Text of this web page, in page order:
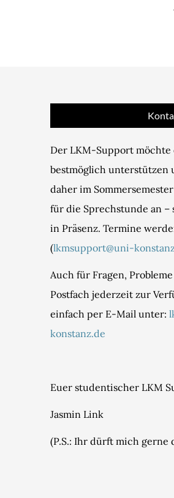
Der LKM-Support
bestmöglich unterstützen
daher im
für die Sprechstunde an –
in Präsenz. Termine
(lkmsupport@uni-
Auch für Fragen,
Postfach jederzeit zur
einfach per E-Mail unter:
konstanz.de
Euer studentischer LKM
Jasmin Link
(P.S.: Ihr dürft mich gerne